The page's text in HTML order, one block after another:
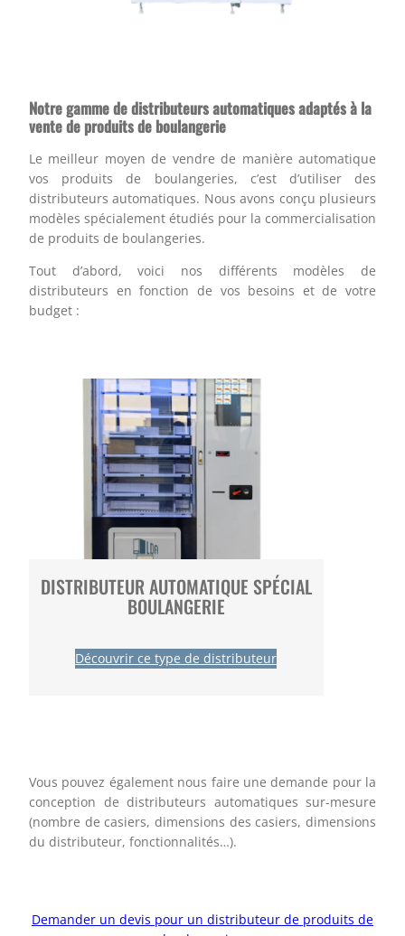
Notre gamme de distributeurs automatiques adaptés à la
vente de produits de boulangerie
Le meilleur moyen de vendre de manière automatique
vos produits de boulangeries, c’est d’utiliser des
distributeurs automatiques. Nous avons conçu plusieurs
modèles spécialement étudiés pour la commercialisation
de produits de boulangeries.
Tout d’abord, voici nos différents modèles de
distributeurs en fonction de vos besoins et de votre
budget :
DISTRIBUTEUR AUTOMATIQUE SPÉCIAL
BOULANGERIE
Découvrir ce type de distributeur
Vous pouvez également nous faire une demande pour la
conception de distributeurs automatiques sur-mesure
(nombre de casiers, dimensions des casiers, dimensions
du distributeur, fonctionnalités…).
Demander un devis pour un distributeur de produits de